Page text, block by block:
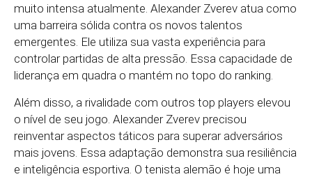
muito intensa atualmente. Alexander Zverev atua como
uma barreira sólida contra os novos talentos
emergentes. Ele utiliza sua vasta experiência para
controlar partidas de alta pressão. Essa capacidade de
liderança em quadra o mantém no topo do ranking.
Além disso, a rivalidade com outros top players elevou
o nível de seu jogo. Alexander Zverev precisou
reinventar aspectos táticos para superar adversários
mais jovens. Essa adaptação demonstra sua resiliência
e inteligência esportiva. O tenista alemão é hoje uma